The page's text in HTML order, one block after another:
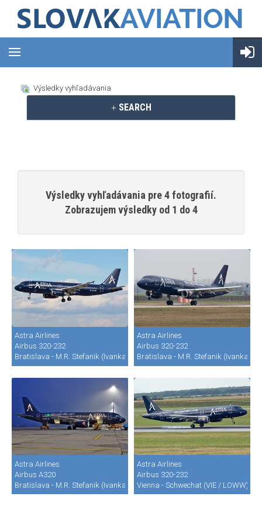
Výsledky vyhľadávania
SEARCH
Výsledky vyhľadávania pre 4 fotografií.
Zobrazujem výsledky od 1 do 4
Astra Airlines
Airbus 320-232
Bratislava - M.R. Stefanik (Ivanka) (BTS / LZIB)
Astra Airlines
Airbus 320-232
Bratislava - M.R. Stefanik (Ivanka)
Astra Airlines
Airbus A320
Bratislava - M.R. Stefanik (Ivanka) (BTS / LZIB)
Astra Airlines
Airbus 320-232
Vienna - Schwechat (VIE / LOWW)